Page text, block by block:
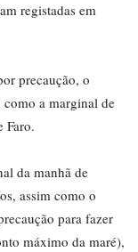
registadas em
precaução, o
a marginal de
Faro.
da manhã de
assim como o
para fazer
máximo da maré),